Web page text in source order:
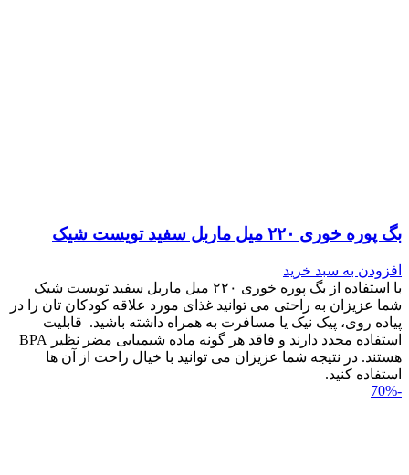
بگ پوره خوری ۲۲۰ میل ماربل سفید تویست شیک
افزودن به سبد خرید
با استفاده از بگ پوره خوری ۲۲۰ میل ماربل سفید تویست شیک
شما عزیزان به راحتی می توانید غذای مورد علاقه کودکان تان را در
پیاده روی، پیک نیک یا مسافرت به همراه داشته باشید. قابلیت
استفاده مجدد دارند و فاقد هر گونه ماده شیمیایی مضر نظیر BPA
هستند. در نتیجه شما عزیزان می توانید با خیال راحت از آن ها
استفاده کنید.
-70%